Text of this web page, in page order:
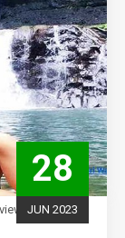
28
JUN 2023